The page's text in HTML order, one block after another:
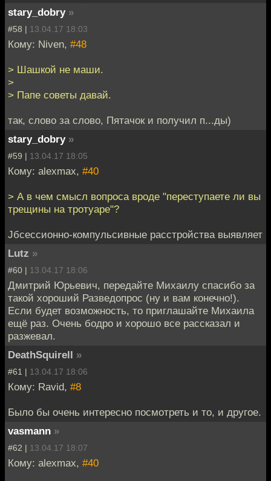
stary_dobry »
#58 | 13.04.17 18:03
Кому: Niven, #48
> Шашкой не маши.
>
> Папе советы давай.
так, слово за слово, Пятачок и получил п...ды)
stary_dobry »
#59 | 13.04.17 18:05
Кому: alexmax, #40
> А в чем смысл вопроса вроде "переступаете ли вы
трещины на тротуаре"?
Jбсессионно-компульсивные расстройства выявляет
Lutz »
#60 | 13.04.17 18:06
Дмитрий Юрьевич, передайте Михаилу спасибо за
такой хороший Разведопрос (ну и вам конечно!).
Если будет возможность, то приглашайте Михаила
ещё раз. Очень бодро и хорошо все рассказал и
разжевал.
DeathSquirell »
#61 | 13.04.17 18:06
Кому: Ravid, #8
Было бы очень интересно посмотреть и то, и другое.
vasmann »
#62 | 13.04.17 18:07
Кому: alexmax, #40